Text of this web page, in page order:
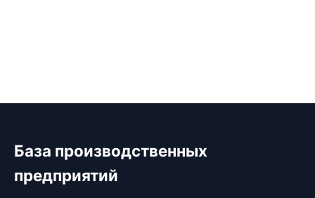
База производственных
предприятий